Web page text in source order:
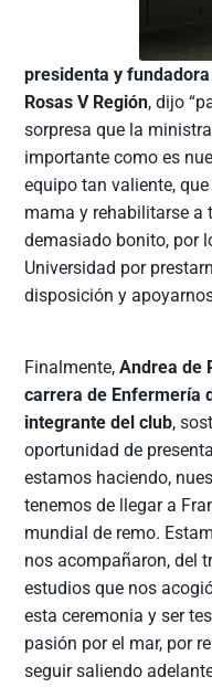
presidenta y
Rosas V Región, dijo
sorpresa que la
importante como es
equipo tan valiente,
mama y rehabilitarse a
demasiado bonito, por
Universidad por
disposición y
Finalmente,Andrea de
carrera de Enfermería
integrante del club,
oportunidad de
estamos haciendo,
tenemos de llegar a
mundial de remo.
nos acompañaron, del
estudios que nos
esta ceremonia y ser
pasión por el mar, por
seguir saliendo